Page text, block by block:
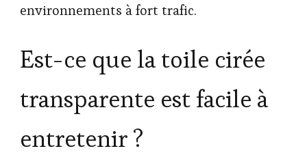
environnements à fort trafic.
Est-ce que la toile cirée
transparente est facile à
entretenir ?